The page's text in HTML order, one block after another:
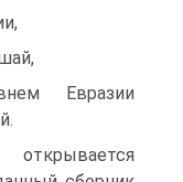
Евразии